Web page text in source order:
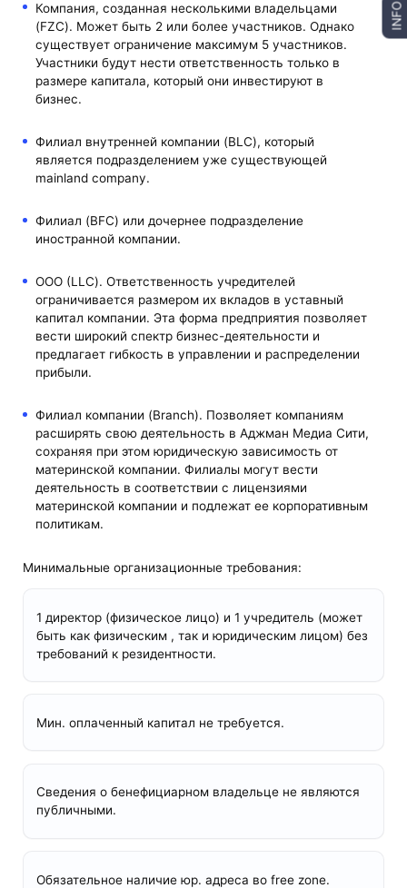
Компания, созданная несколькими владельцами
(FZC). Может быть 2 или более участников. Однако
существует ограничение максимум 5 участников.
Участники будут нести ответственность только в
размере капитала, который они инвестируют в
бизнес.
Филиал внутренней компании (BLC), который
является подразделением уже существующей
mainland company.
Филиал (BFC) или дочернее подразделение
иностранной компании.
ООО (LLC). Ответственность учредителей
ограничивается размером их вкладов в уставный
капитал компании. Эта форма предприятия позволяет
вести широкий спектр бизнес-деятельности и
предлагает гибкость в управлении и распределении
прибыли.
Филиал компании (Branch). Позволяет компаниям
расширять свою деятельность в Аджман Медиа Сити,
сохраняя при этом юридическую зависимость от
материнской компании. Филиалы могут вести
деятельность в соответствии с лицензиями
материнской компании и подлежат ее корпоративным
политикам.
Минимальные организационные требования:
1 директор (физическое лицо) и 1 учредитель (может
быть как физическим , так и юридическим лицом) без
требований к резидентности.
Мин. оплаченный капитал не требуется.
Сведения о бенефициарном владельце не являются
публичными.
Обязательное наличие юр. адреса во free zone.
INFO